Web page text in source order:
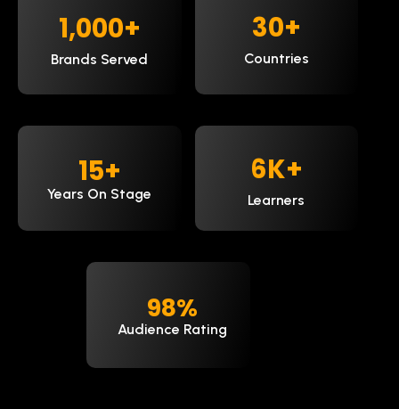
Brands Served
1,000+
Countries
30+
Years On Stage
15+
Learners
9K+
Audience Rating
98%